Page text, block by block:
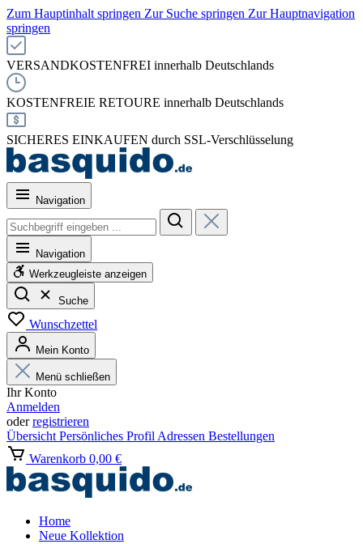
Zum Hauptinhalt springen Zur Suche springen Zur Hauptnavigation
springen
VERSANDKOSTENFREI innerhalb Deutschlands
KOSTENFREIE RETOURE innerhalb Deutschlands
SICHERES EINKAUFEN durch SSL-Verschlüsselung
Navigation
Navigation
Werkzeugleiste anzeigen
Suche
Wunschzettel
Mein Konto
Menü schließen
Ihr Konto
Anmelden
oderregistrieren
Übersicht Persönliches Profil Adressen Bestellungen
Warenkorb 0,00 €
Home
Neue Kollektion